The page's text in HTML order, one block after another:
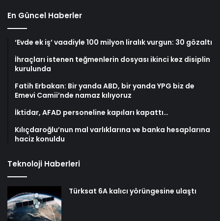
En Güncel Haberler
‘Evde ek iş’ vaadiyle 100 milyon liralık vurgun: 30 gözaltı
İhraçları istenen teğmenlerin dosyası ikinci kez disiplin
kurulunda
Fatih Erbakan: Bir yanda ABD, bir yanda YPG biz de
Emevi Camii’nde namaz kılıyoruz
İktidar, AFAD personeline kapıları kapattı…
Kılıçdaroğlu’nun mal varlıklarına ve banka hesaplarına
haciz konuldu
Teknoloji Haberleri
Türksat 6A kalıcı yörüngesine ulaştı